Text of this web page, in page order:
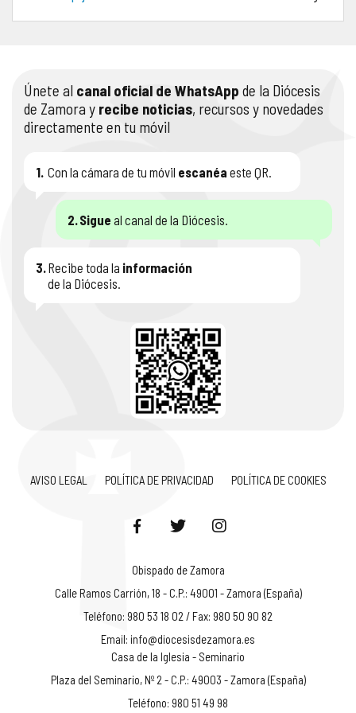
Únete al canal oficial de WhatsApp de la Diócesis
de Zamora y recibe noticias, recursos y novedades
directamente en tu móvil
1. Con la cámara de tu móvil escanéa este QR.
2.Sigue al canal de la Diócesis.
3.Recibe toda la información
de la Diócesis.
AVISO LEGAL POLÍTICA DE PRIVACIDAD POLÍTICA DE COOKIES
Obispado de Zamora
Calle Ramos Carrión, 18 - C.P.: 49001 - Zamora (España)
Teléfono: 980 53 18 02 / Fax: 980 50 90 82
Email: info@diocesisdezamora.es
Casa de la Iglesia - Seminario
Plaza del Seminario, Nº 2 - C.P.: 49003 - Zamora (España)
Teléfono: 980 51 49 98
PORTAL DE TRANSPARENCIA
APOSTOLADO SEGLAR
AUDIOS